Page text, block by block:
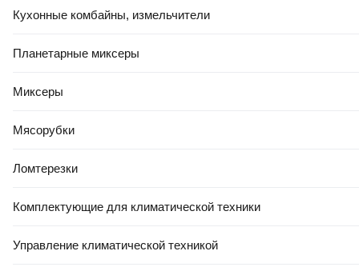
Кухонные комбайны, измельчители
Планетарные миксеры
Миксеры
Мясорубки
Ломтерезки
Комплектующие для климатической техники
Управление климатической техникой